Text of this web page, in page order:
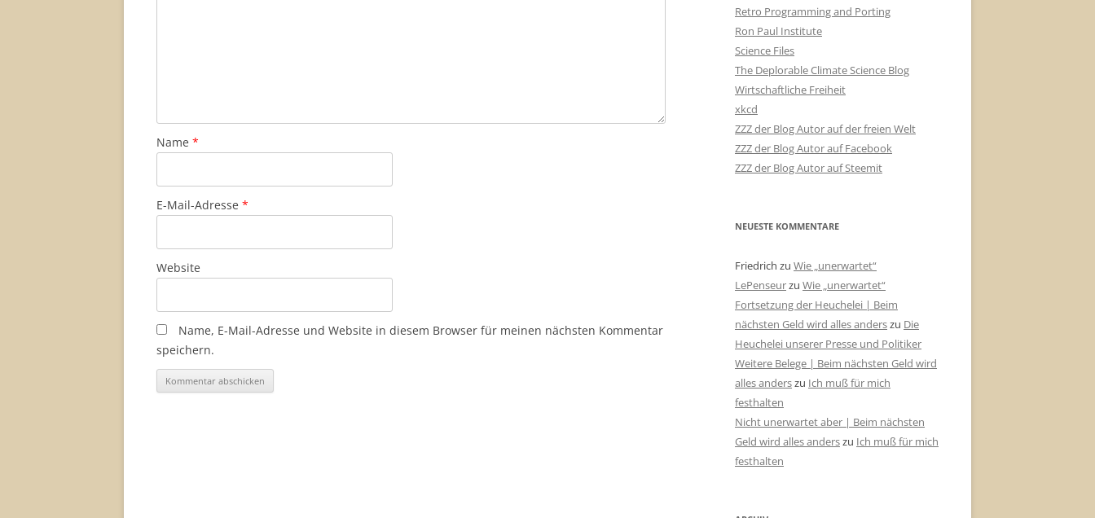
Name *
E-Mail-Adresse *
Website
Name, E-Mail-Adresse und Website in diesem Browser für meinen nächsten Kommentar
speichern.
Retro Programming and Porting
Ron Paul Institute
Science Files
The Deplorable Climate Science Blog
Wirtschaftliche Freiheit
xkcd
ZZZ der Blog Autor auf der freien Welt
ZZZ der Blog Autor auf Facebook
ZZZ der Blog Autor auf Steemit
NEUESTE KOMMENTARE
Friedrich zu Wie „unerwartet“
LePenseurzu Wie „unerwartet“
Fortsetzung der Heuchelei | Beim
nächsten Geld wird alles anderszu Die
Heuchelei unserer Presse und Politiker
Weitere Belege | Beim nächsten Geld wird
alles anderszu Ich muß für mich
festhalten
Nicht unerwartet aber | Beim nächsten
Geld wird alles anderszu Ich muß für mich
festhalten